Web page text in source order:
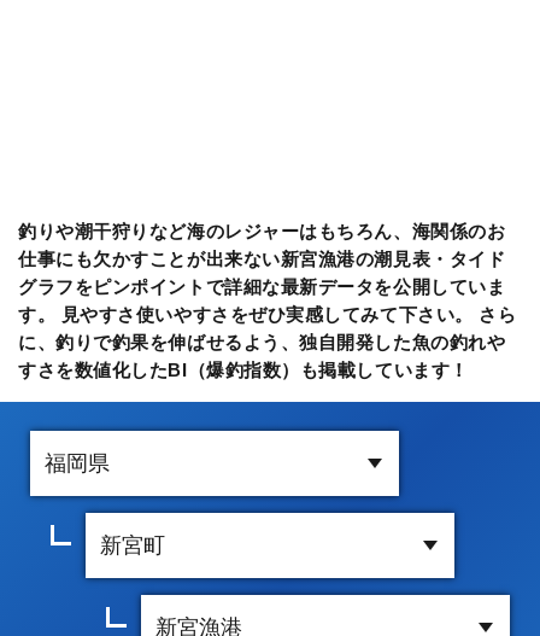
釣りや潮干狩りなど海のレジャーはもちろん、海関係のお
仕事にも欠かすことが出来ない新宮漁港の潮見表・タイド
グラフをピンポイントで詳細な最新データを公開していま
す。 見やすさ使いやすさをぜひ実感してみて下さい。 さら
に、釣りで釣果を伸ばせるよう、独自開発した魚の釣れや
すさを数値化したBI（爆釣指数）も掲載しています！